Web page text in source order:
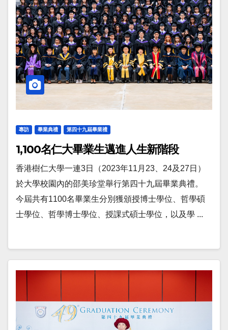
專訪 畢業典禮 第四十九屆畢業禮
1,100名仁大畢業生邁進人生新階段
香港樹仁大學一連3日（2023年11月23、24及27日）
於大學校園內的邵美珍堂舉行第四十九屆畢業典禮。
今屆共有1100名畢業生分別獲頒授博士學位、哲學碩
士學位、哲學博士學位、授課式碩士學位，以及學 ...